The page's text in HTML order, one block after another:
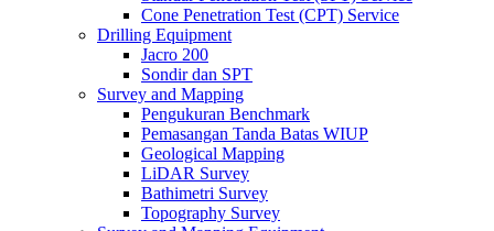
Cone Penetration Test (CPT) Service
Drilling Equipment
Jacro 200
Sondir dan SPT
Survey and Mapping
Pengukuran Benchmark
Pemasangan Tanda Batas WIUP
Geological Mapping
LiDAR Survey
Bathimetri Survey
Topography Survey